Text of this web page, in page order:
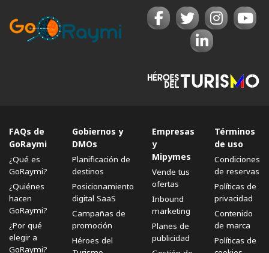
FAQs de
GoRaymi
¿Qué es
GoRaymi?
¿Quiénes
hacen
GoRaymi?
¿Por qué
elegir a
GoRaymi?
Gobiernos y
DMOs
Planificación de
destinos
Posicionamiento
digital SaaS
Campañas de
promoción
Héroes del
Empresas
y
Mipymes
Vende tus
ofertas
Inbound
marketing
Planes de
publicidad
Términos
de uso
Condiciones
de reservas
Políticas de
privacidad
Contenido
de marca
Políticas de